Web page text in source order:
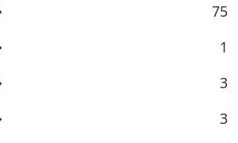
75
1
3
3